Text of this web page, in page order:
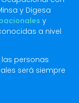
y Digesa
y
a nivel
personas
será siempre